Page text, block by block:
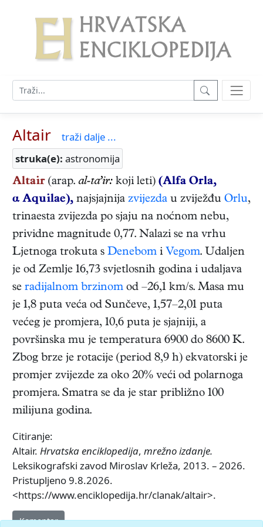
Altair
traži dalje ...
struka(e): astronomija
Altair (arap. al‑ta’ir: koji leti) (Alfa Orla,
α Aquilae), najsjajnija zvijezda u zviježđu Orlu,
trinaesta zvijezda po sjaju na noćnom nebu,
prividne magnitude 0,77. Nalazi se na vrhu
Ljetnoga trokuta s Denebom i Vegom. Udaljen
je od Zemlje 16,73 svjetlosnih godina i udaljava
se radijalnom brzinom od –26,1 km/s. Masa mu
je 1,8 puta veća od Sunčeve, 1,57–2,01 puta
većeg je promjera, 10,6 puta je sjajniji, a
površinska mu je temperatura 6900 do 8600 K.
Zbog brze je rotacije (period 8,9 h) ekvatorski je
promjer zvijezde za oko 20% veći od polarnoga
promjera. Smatra se da je star približno 100
milijuna godina.
Citiranje:
Altair. Hrvatska enciklopedija, mrežno izdanje.
Leksikografski zavod Miroslav Krleža, 2013. – 2026.
Pristupljeno 9.8.2026.
<https://www.enciklopedija.hr/clanak/altair>.
Komentar